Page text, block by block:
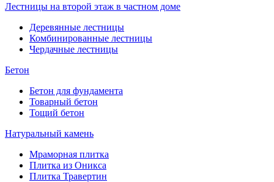
Лестницы на второй этаж в частном доме
Деревянные лестницы
Комбинированные лестницы
Чердачные лестницы
Бетон
Бетон для фундамента
Товарный бетон
Тощий бетон
Натуральный камень
Мраморная плитка
Плитка из Оникса
Плитка Травертин